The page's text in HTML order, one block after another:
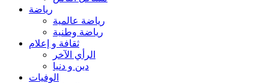
رياضة
رياضة عالمية
رياضة وطنية
ثقافة و إعلام
الرأي الآخر
دين و دنيا
الوفيات